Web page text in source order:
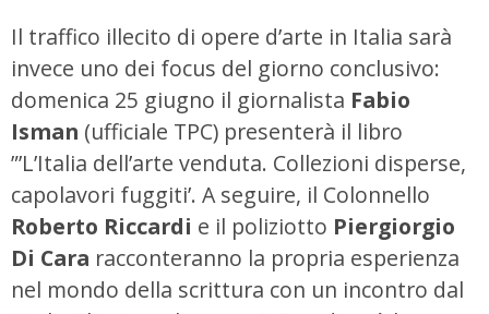
Il traffico illecito di opere d’arte in Italia sarà
invece uno dei focus del giorno conclusivo:
domenica 25 giugno il giornalista Fabio
Isman (ufficiale TPC) presenterà il libro
”’L’Italia dell’arte venduta. Collezioni disperse,
capolavori fuggiti’. A seguire, il Colonnello
Roberto Riccardi e il poliziotto Piergiorgio
Di Cara racconteranno la propria esperienza
nel mondo della scrittura con un incontro dal